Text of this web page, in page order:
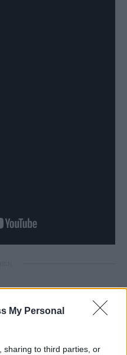
My Personal
sharing to third parties, or